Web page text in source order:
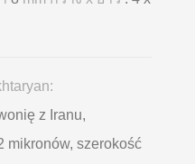
z Iranu,
mikronów, szerokość